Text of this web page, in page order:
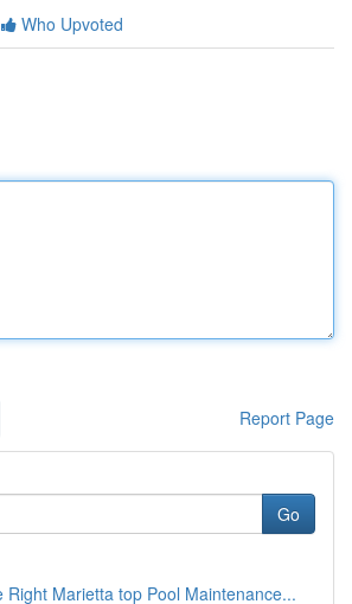
Who Upvoted
Report Page
Go
Right Marietta top Pool Maintenance...